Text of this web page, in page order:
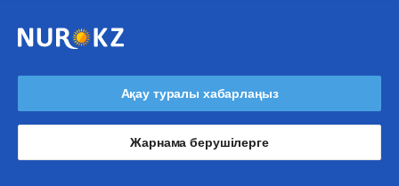
Ақау туралы хабарлаңыз
Жарнама берушілерге